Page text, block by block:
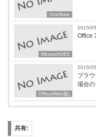
OneNote
Microsoft365
2015/
Office
Office(Web版)
2015/
ブラ
場合の
共有: